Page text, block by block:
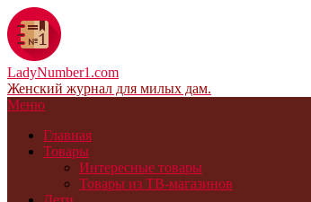
LadyNumber1.com
Женский журнал для милых дам.
Меню
Главная
Товары
Интересные товары
Товары из ТВ-магазинов